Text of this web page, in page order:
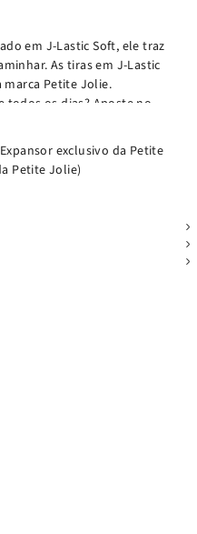
em J-Lastic Soft, ele traz
As tiras em J-Lastic
marca Petite Jolie.
todos os dias? Aposte no
a tendência
de uma cor só. Confortável e
a sua nova companhia do
all jeans, com rolê com os
exclusivo da Petite
Petite Jolie)